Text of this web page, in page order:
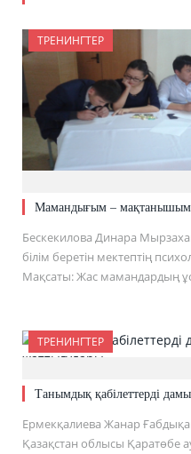
ТРЕНИНГТЕР
Мамандығым – мақтанышым
Бескекилова Динара
білім беретін мектептің
Мақсаты: Жас мамандардың
ТРЕНИНГТЕР
Танымдық қабілеттерді
Ермекқалиева Жанар
Қазақстан облысы Қаратөбе